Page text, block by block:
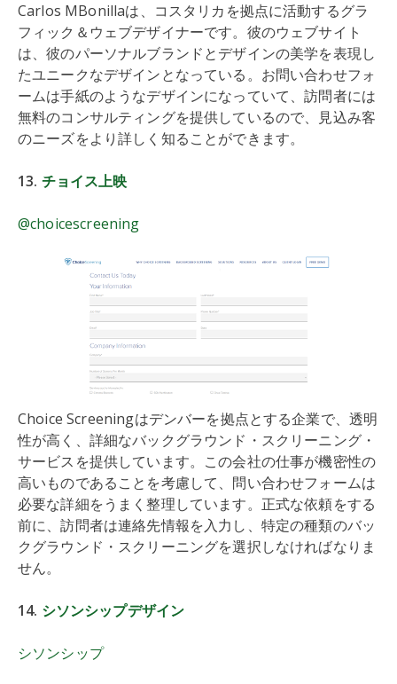
Carlos MBonillaは、コスタリカを拠点に活動するグラ
フィック＆ウェブデザイナーです。彼のウェブサイト
は、彼のパーソナルブランドとデザインの美学を表現し
たユニークなデザインとなっている。お問い合わせフォ
ームは手紙のようなデザインになっていて、訪問者には
無料のコンサルティングを提供しているので、見込み客
のニーズをより詳しく知ることができます。
13. チョイス上映
@choicescreening
Choice Screeningはデンバーを拠点とする企業で、透明
性が高く、詳細なバックグラウンド・スクリーニング・
サービスを提供しています。この会社の仕事が機密性の
高いものであることを考慮して、問い合わせフォームは
必要な詳細をうまく整理しています。正式な依頼をする
前に、訪問者は連絡先情報を入力し、特定の種類のバッ
クグラウンド・スクリーニングを選択しなければなりま
せん。
14. シソンシップデザイン
シソンシップ